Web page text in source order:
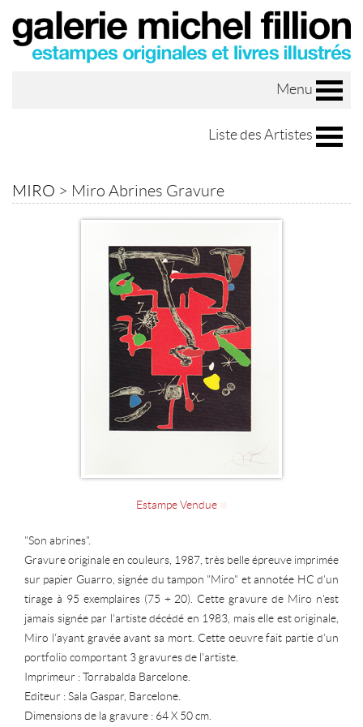
Menu
Liste des Artistes
MIRO > Miro Abrines Gravure
Estampe Vendue
"Son abrines".
Gravure originale en couleurs, 1987, très belle épreuve imprimée
sur papier Guarro, signée du tampon "Miro" et annotée HC d'un
tirage à 95 exemplaires (75 + 20). Cette gravure de Miro n'est
jamais signée par l'artiste décédé en 1983, mais elle est originale,
Miro l'ayant gravée avant sa mort. Cette oeuvre fait partie d'un
portfolio comportant 3 gravures de l'artiste.
Imprimeur : Torrabalda Barcelone.
Editeur : Sala Gaspar, Barcelone.
Dimensions de la gravure : 64 X 50 cm.